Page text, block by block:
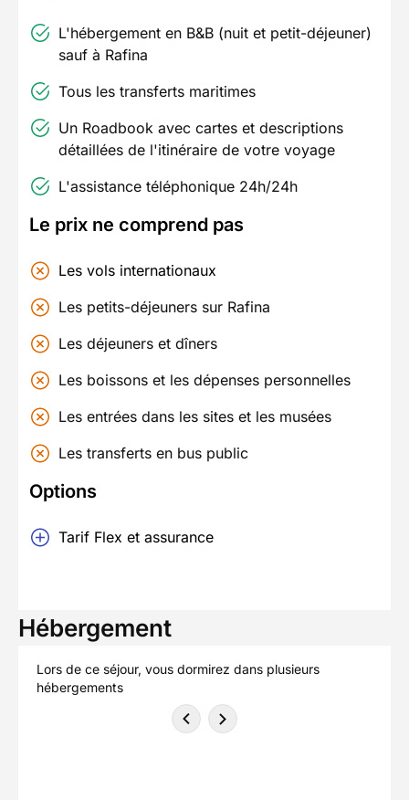
L'hébergement en B&B (nuit et petit-déjeuner)
sauf à Rafina
Tous les transferts maritimes
Un Roadbook avec cartes et descriptions
détaillées de l'itinéraire de votre voyage
L'assistance téléphonique 24h/24h
Le prix ne comprend pas
Les vols internationaux
Les petits-déjeuners sur Rafina
Les déjeuners et dîners
Les boissons et les dépenses personnelles
Les entrées dans les sites et les musées
Les transferts en bus public
Options
Tarif Flex et assurance
Hébergement
Lors de ce séjour, vous dormirez dans plusieurs
hébergements